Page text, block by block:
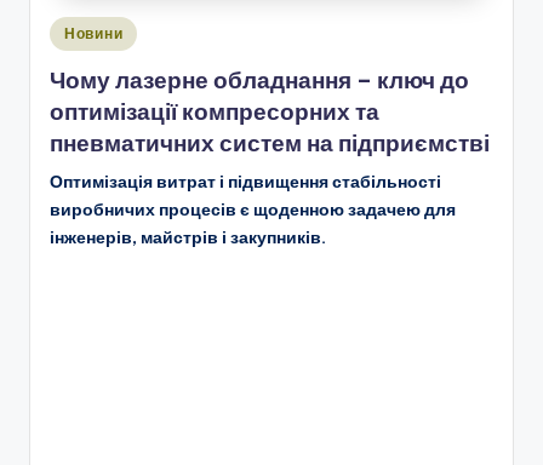
Опубліковано
Новини
Чому лазерне обладнання – ключ до
оптимізації компресорних та
пневматичних систем на підприємстві
Оптимізація витрат і підвищення стабільності
виробничих процесів є щоденною задачею для
інженерів, майстрів і закупників.